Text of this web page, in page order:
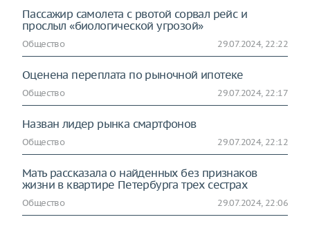
Пассажир самолета с рвотой сорвал рейс и
прослыл «биологической угрозой»
Общество 29.07.2024, 22:22
Оценена переплата по рыночной ипотеке
Общество 29.07.2024, 22:17
Назван лидер рынка смартфонов
Общество 29.07.2024, 22:12
Мать рассказала о найденных без признаков
жизни в квартире Петербурга трех сестрах
Общество 29.07.2024, 22:06